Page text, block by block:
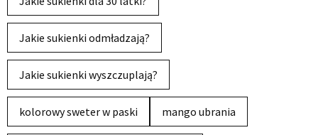
Jakie sukienki odmładzają?
Jakie sukienki wyszczuplają?
kolorowy sweter w paski mango ubrania